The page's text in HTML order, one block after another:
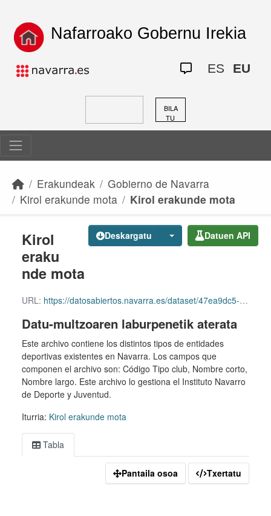
Nafarroako Gobernu Irekia
ES EU
BILA
TU
Erakundeak
Gobierno de Navarra
Kirol erakunde mota
Kirol erakunde mota
Deskargatu Datuen API
Kirol
eraku
nde mota
URL: https://datosabiertos.navarra.es/dataset/47ea9dc5-81d6-4944-aebd-2fb7aaf50ba2/resource/da2a69aa-1627-414a-a798-a644e013bd68/download/pn_indj_tipos.csv
Datu-multzoaren laburpenetik aterata
Este archivo contiene los distintos tipos de entidades
deportivas existentes en Navarra. Los campos que
componen el archivo son: Código Tipo club, Nombre corto,
Nombre largo. Este archivo lo gestiona el Instituto Navarro
de Deporte y Juventud.
Iturria: Kirol erakunde mota
Tabla
Pantaila osoa Txertatu